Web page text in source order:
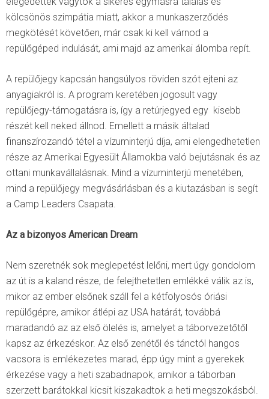
kölcsönös szimpátia miatt, akkor a munkaszerződés
megkötését követően, már csak ki kell várnod a
repülőgéped indulását, ami majd az amerikai álomba repít.
A repülőjegy kapcsán hangsúlyos röviden szót ejteni az
anyagiakról is. A program keretében jogosult vagy
repülőjegy-támogatásra is, így a retúrjegyed egy kisebb
részét kell neked állnod. Emellett a másik általad
finanszírozandó tétel a vízuminterjú díja, ami elengedhetetlen
része az Amerikai Egyesült Államokba való bejutásnak és az
ottani munkavállalásnak. Mind a vízuminterjú menetében,
mind a repülőjegy megvásárlásban és a kiutazásban is segít
a Camp Leaders Csapata.
Az a bizonyos American Dream
Nem szeretnék sok meglepetést lelőni, mert úgy gondolom
az út is a kaland része, de felejthetetlen emlékké válik az is,
mikor az ember elsőnek száll fel a kétfolyosós óriási
repülőgépre, amikor átlépi az USA határát, továbbá
maradandó az az első ölelés is, amelyet a táborvezetőtől
kapsz az érkezéskor. Az első zenétől és tánctól hangos
vacsora is emlékezetes marad, épp úgy mint a gyerekek
érkezése vagy a heti szabadnapok, amikor a táborban
szerzett barátokkal kicsit kiszakadtok a heti megszokásból.